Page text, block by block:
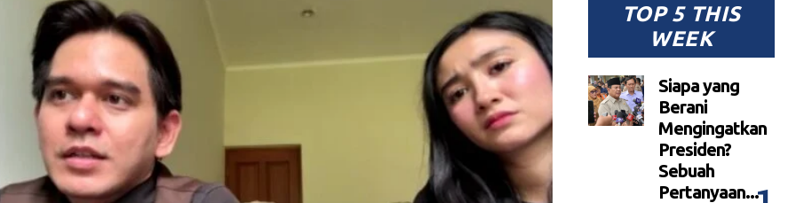
TOP 5 THIS
WEEK
Siapa yang
Berani
Mengingatkan
Presiden?
Sebuah
Pertanyaan...